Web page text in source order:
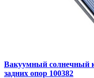
Вакуумный солнечный
задних опор 100382